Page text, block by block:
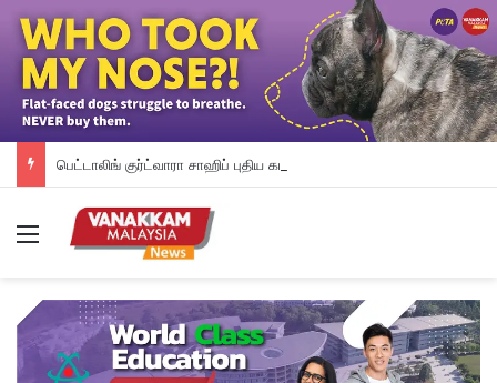
Menu